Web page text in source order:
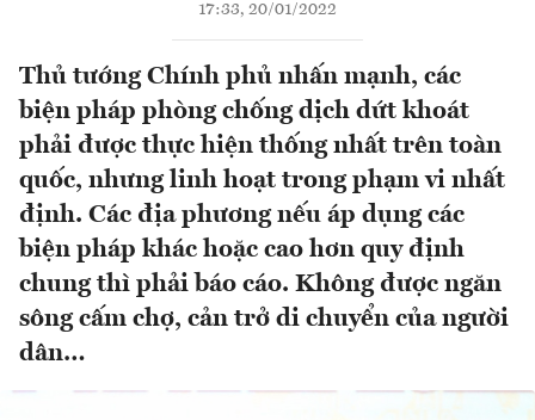
17:33, 20/01/2022
Thủ tướng Chính phủ nhấn mạnh, các
biện pháp phòng chống dịch dứt khoát
phải được thực hiện thống nhất trên toàn
quốc, nhưng linh hoạt trong phạm vi nhất
định. Các địa phương nếu áp dụng các
biện pháp khác hoặc cao hơn quy định
chung thì phải báo cáo. Không được ngăn
sông cấm chợ, cản trở di chuyển của người
dân…